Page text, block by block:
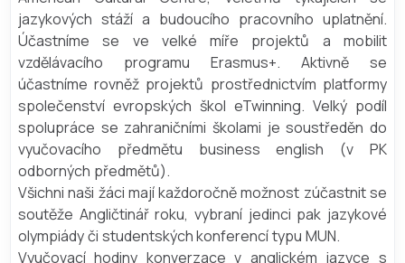
jazykových stáží a budoucího pracovního uplatnění.
Účastníme se ve velké míře projektů a mobilit
vzdělávacího programu Erasmus+. Aktivně se
účastníme rovněž projektů prostřednictvím platformy
společenství evropských škol eTwinning. Velký podíl
spolupráce se zahraničními školami je soustředěn do
vyučovacího předmětu business english (v PK
odborných předmětů).
Všichni naši žáci mají každoročně možnost zúčastnit se
soutěže Angličtinář roku, vybraní jedinci pak jazykové
olympiády či studentských konferencí typu MUN.
Vyučovací hodiny konverzace v anglickém jazyce s